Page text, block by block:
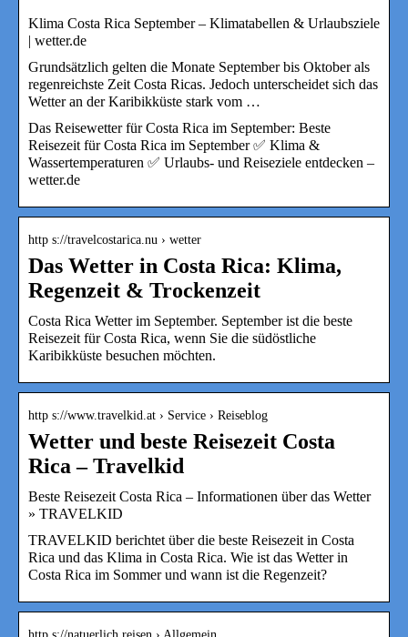
Klima Costa Rica September – Klimatabellen & Urlaubsziele
| wetter.de
Grundsätzlich gelten die Monate September bis Oktober als
regenreichste Zeit Costa Ricas. Jedoch unterscheidet sich das
Wetter an der Karibikküste stark vom …
Das Reisewetter für Costa Rica im September: Beste
Reisezeit für Costa Rica im September ✅ Klima &
Wassertemperaturen ✅ Urlaubs- und Reiseziele entdecken –
wetter.de
http s://travelcostarica.nu › wetter
Das Wetter in Costa Rica: Klima,
Regenzeit & Trockenzeit
Costa Rica Wetter im September. September ist die beste
Reisezeit für Costa Rica, wenn Sie die südöstliche
Karibikküste besuchen möchten.
http s://www.travelkid.at › Service › Reiseblog
Wetter und beste Reisezeit Costa
Rica – Travelkid
Beste Reisezeit Costa Rica – Informationen über das Wetter
» TRAVELKID
TRAVELKID berichtet über die beste Reisezeit in Costa
Rica und das Klima in Costa Rica. Wie ist das Wetter in
Costa Rica im Sommer und wann ist die Regenzeit?